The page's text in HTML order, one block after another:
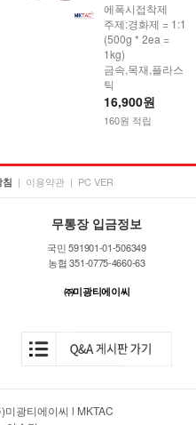
에폭시접착제
주제:경화제 = 1:1
(500g * 2ea =
1kg)
금속,목재,플라스
틱
16,900원
160원 적립
| 이용약관 | PC VER
무통장 입금정보
국민 591901-01-506349
농협 351-0775-4660-63
㈜미광티에이씨
미광티에이씨 l MKTAC